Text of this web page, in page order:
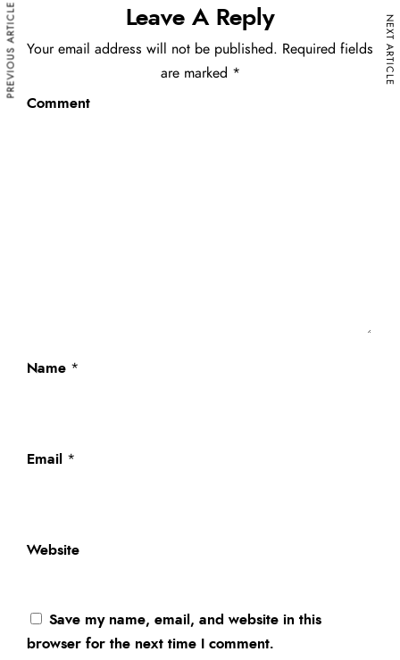
Leave A Reply
Your email address will not be published. Required fields
are marked *
Comment
Name *
Email *
Website
Save my name, email, and website in this
browser for the next time I comment.
PREVIOUS ARTICLE NEXT ARTICLE